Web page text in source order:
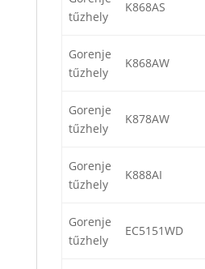
tűzhely
K868AS
Gorenje
tűzhely
K868AW
Gorenje
tűzhely
K878AW
Gorenje
tűzhely
K888AI
Gorenje
tűzhely
EC5151WD